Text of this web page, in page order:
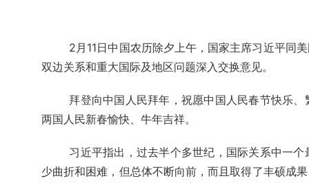
2月11日中国农历除夕上午，国家主席习近平同
双边关系和重大国际及地区问题深入交换意见。
拜登向中国人民拜年，祝愿中国人民春节快乐
两国人民新春愉快、牛年吉祥。
习近平指出，过去半个多世纪，国际关系中一
少曲折和困难，但总体不断向前，而且取得了丰硕成